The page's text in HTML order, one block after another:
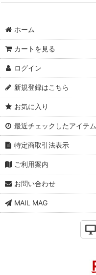
ホーム
カートを見る
ログイン
新規登録はこちら
お気に入り
最近チェックしたアイテム
特定商取引法表示
ご利用案内
お問い合わせ
MAIL MAG